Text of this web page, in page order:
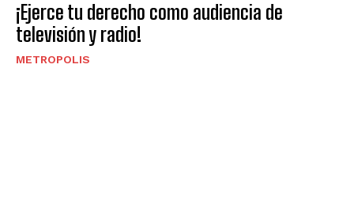
¡Ejerce tu derecho como audiencia de
televisión y radio!
METROPOLIS